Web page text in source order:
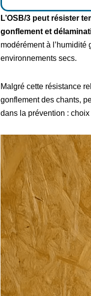
L’OSB/3 peut résister
gonflement et
modérément à
environnements secs.
Malgré cette résistance
gonflement des chants,
dans la prévention :